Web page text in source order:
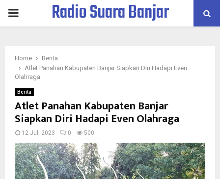
PRIMARYRadio Suara Banjar
Home
Berita
Atlet Panahan Kabupaten Banjar Siapkan Diri Hadapi Even
Olahraga
Berita
Atlet Panahan Kabupaten Banjar
Siapkan Diri Hadapi Even Olahraga
12 Juli 2023 0 500